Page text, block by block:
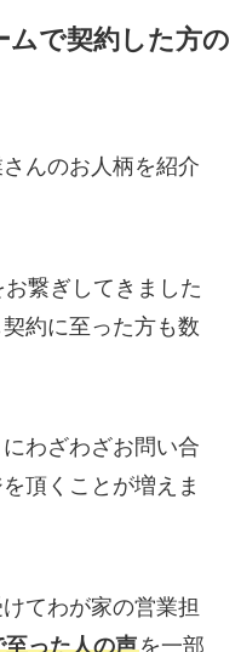
ムで契約した方の
んのお人柄を紹介
繋ぎしてきました
約に至った方も数
わざわざお問い合
頂くことが増えま
てわが家の営業担
至った人の声を一部